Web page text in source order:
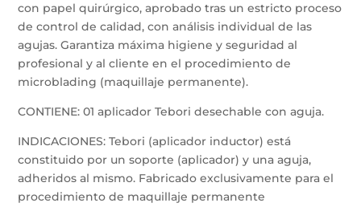
con papel quirúrgico, aprobado tras un estricto proceso
de control de calidad, con análisis individual de las
agujas. Garantiza máxima higiene y seguridad al
profesional y al cliente en el procedimiento de
microblading (maquillaje permanente).
CONTIENE: 01 aplicador Tebori desechable con aguja.
INDICACIONES: Tebori (aplicador inductor) está
constituido por un soporte (aplicador) y una aguja,
adheridos al mismo. Fabricado exclusivamente para el
procedimiento de maquillaje permanente